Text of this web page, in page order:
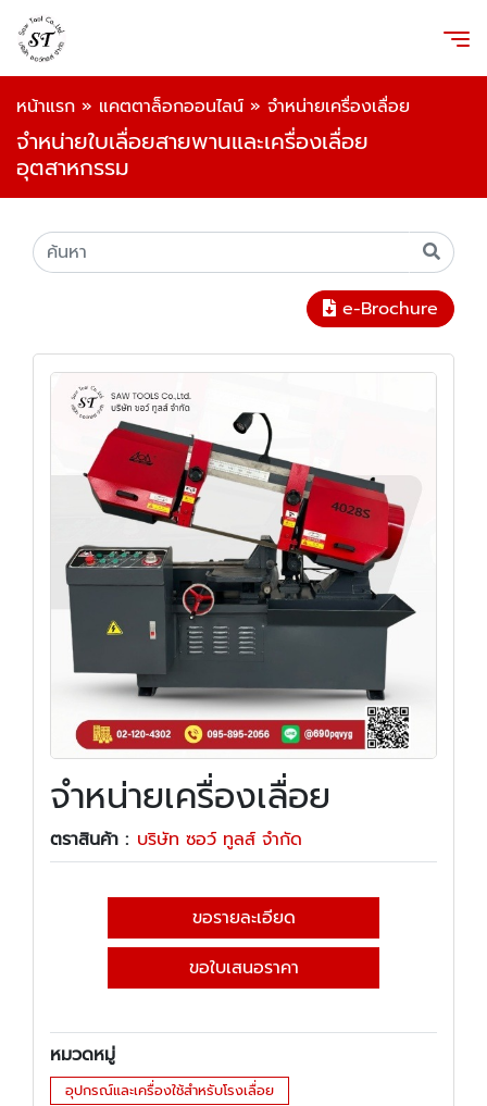
หน้าแรก » แคตตาล็อกออนไลน์ » จำหน่ายเครื่องเลื่อย
จำหน่ายใบเลื่อยสายพานและเครื่องเลื่อย
อุตสาหกรรม
e-Brochure
จำหน่ายเครื่องเลื่อย
ตราสินค้า : บริษัท ซอว์ ทูลส์ จำกัด
ขอรายละเอียด
ขอใบเสนอราคา
หมวดหมู่
อุปกรณ์และเครื่องใช้สำหรับโรงเลื่อย